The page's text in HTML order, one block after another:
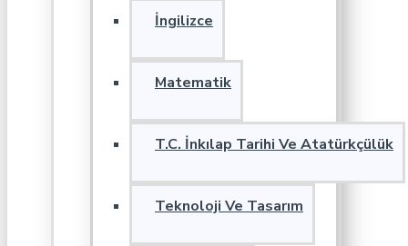
İngilizce
Matematik
T.C. İnkılap Tarihi Ve Atatürkçülük
Teknoloji Ve Tasarım